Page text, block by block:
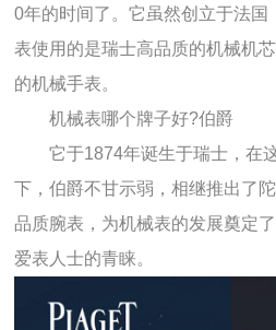
0年的时间了。它虽然创立于法国
表使用的是瑞士高品质的机械机
的机械手表。
机械表哪个牌子好?伯爵
它于1874年诞生于瑞士，在这
下，伯爵不甘示弱，相继推出了
品质腕表，为机械表的发展奠定
爱表人士的青睐。